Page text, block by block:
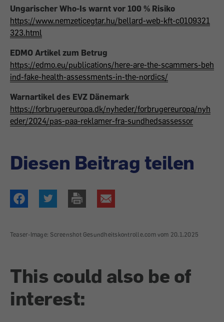
Ungarischer Who-Is warnt vor 100 % Risiko
https://www.nemzeticegtar.hu/bellard-web-kft-c0109321
323.html
EDMO Artikel zum Betrug
https://edmo.eu/publications/here-are-the-scammers-beh
ind-fake-health-assessments-in-the-nordics/
Warnartikel des EVZ Dänemark
https://forbrugereuropa.dk/nyheder/forbrugereuropa/nyh
eder/2024/pas-paa-reklamer-fra-sundhedsassessor
Diesen Beitrag teilen
Teaser-Image: Screenshot Gesundheitskontrolle.com vom 20.1.2025
This could also be of
interest: